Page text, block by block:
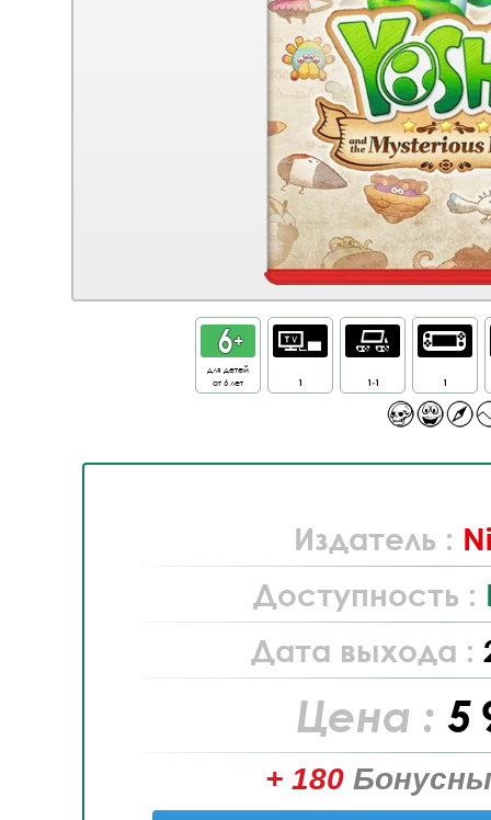
для детей
от 6 лет
1 1-1 1
Издатель :
Доступность :
Дата выхода :
Цена : 5
+ 180